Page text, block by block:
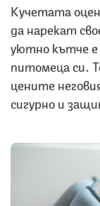
Кучетата
да нарекат
уютно кътче
питомеца си.
цените
сигурно и